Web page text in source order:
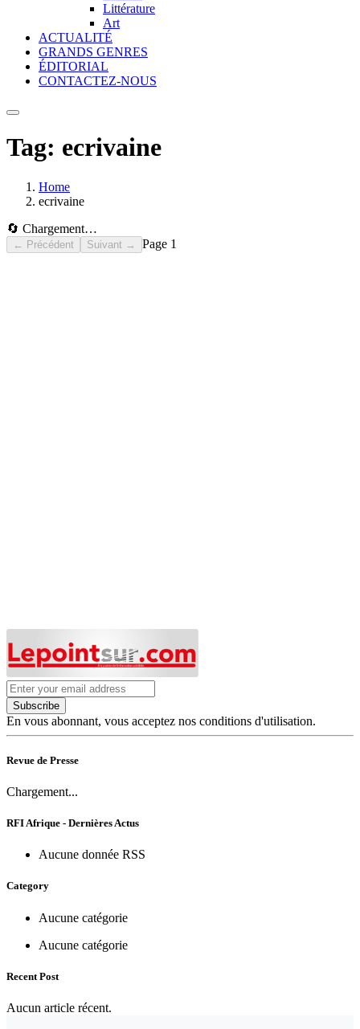
Littérature
Art
ACTUALITÉ
GRANDS GENRES
ÉDITORIAL
CONTACTEZ-NOUS
Tag: ecrivaine
Home
ecrivaine
🔄 Chargement…
← Précédent Suivant → Page 1
Subscribe
En vous abonnant, vous acceptez nos conditions d'utilisation.
Revue de Presse
Chargement...
RFI Afrique - Dernières Actus
Aucune donnée RSS
Category
Aucune catégorie
Aucune catégorie
Recent Post
Aucun article récent.